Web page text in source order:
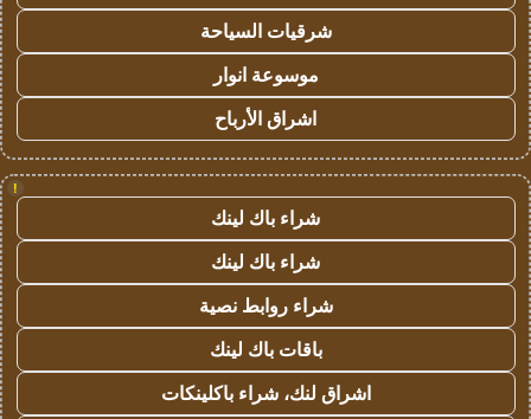
شرقيات السياحة
موسوعة انوار
اشراق الأرباح
!
شراء باك لينك
شراء باك لينك
شراء روابط نصية
باقات باك لينك
اشراق لنك، شراء باكلينكات